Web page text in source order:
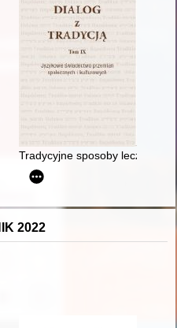
europejskiej XVII i
Tradycyjne sposoby leczenia
2022